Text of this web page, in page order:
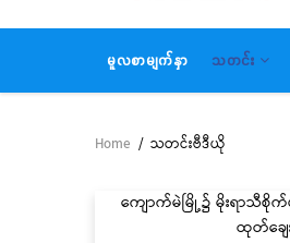
MAIN
NAVIGATION
မူလစာမျက်နှာ သတင်း
Breadcrumb
Home / သတင်းဗီဒီယို
ကျောက်မဲမြို့၌ မိုးရာသီစိုက်ပ
ထုတ်ချေ